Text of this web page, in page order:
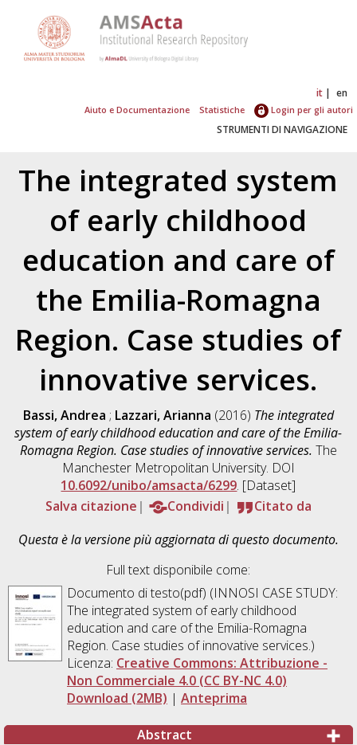
it en
Aiuto e Documentazione Statistiche Login per gli autori
STRUMENTI DI NAVIGAZIONE
The integrated system
of early childhood
education and care of
the Emilia-Romagna
Region. Case studies of
innovative services.
Bassi, Andrea ; Lazzari, Arianna (2016) The integrated
system of early childhood education and care of the Emilia-
Romagna Region. Case studies of innovative services. The
Manchester Metropolitan University. DOI
10.6092/unibo/amsacta/6299. [Dataset]
Salva citazione
Condividi
Citato da
Questa è la versione più aggiornata di questo documento.
Full text disponibile come:
Documento di testo(pdf) (INNOSI CASE STUDY:
The integrated system of early childhood
education and care of the Emilia-Romagna
Region. Case studies of innovative services.)
Licenza: Creative Commons: Attribuzione -
Non Commerciale 4.0 (CC BY-NC 4.0)
Download (2MB) | Anteprima
Abstract